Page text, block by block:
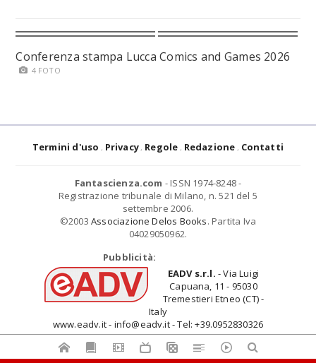
Conferenza stampa Lucca Comics and Games 2026
4 FOTO
Termini d'uso Privacy Regole Redazione Contatti
Fantascienza.com - ISSN 1974-8248 -
Registrazione tribunale di Milano, n. 521 del 5
settembre 2006.
©2003 Associazione Delos Books. Partita Iva
04029050962.
Pubblicità:
EADV s.r.l. - Via Luigi
Capuana, 11 - 95030
Tremestieri Etneo (CT) -
Italy
www.eadv.it - info@eadv.it - Tel: +39.0952830326